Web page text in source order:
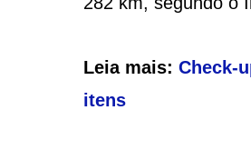
Leia mais: Check-
itens